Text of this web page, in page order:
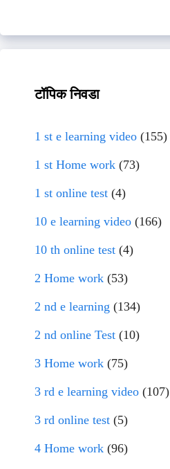
टॉपिक निवडा
1 st e learning video (155)
1 st Home work (73)
1 st online test (4)
10 e learning video (166)
10 th online test (4)
2 Home work (53)
2 nd e learning (134)
2 nd online Test (10)
3 Home work (75)
3 rd e learning video (107)
3 rd online test (5)
4 Home work (96)